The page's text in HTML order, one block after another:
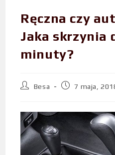
Ręczna czy
Jaka skrzynia
minuty?
Besa 7 maja,